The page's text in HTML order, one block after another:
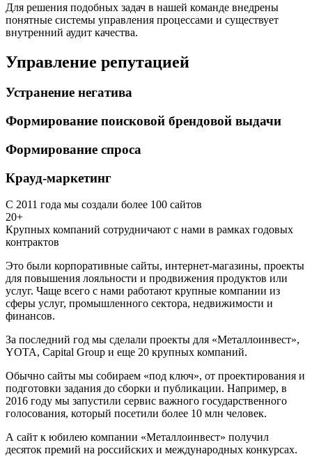
Для решения подобных задач в нашей команде внедрены
понятные системы управления процессами и существует
внутренний аудит качества.
Управление репутацией
Устранение негатива
Формирование поисковой брендовой выдачи
Формирование спроса
Крауд-маркетинг
С 2011 года мы создали более 100 сайтов
20+
Крупных компаний сотрудничают с нами в рамках годовых
контрактов
Это были корпоративные сайты, интернет-магазины, проекты
для повышения лояльности и продвижения продуктов или
услуг. Чаще всего с нами работают крупные компании из
сферы услуг, промышленного сектора, недвижимости и
финансов.
За последний год мы сделали проекты для «Металлоинвест»,
YOTA, Capital Group и еще 20 крупных компаний.
Обычно сайты мы собираем «под ключ», от проектирования и
подготовки задания до сборки и публикации. Например, в
2016 году мы запустили сервис важного государственного
голосования, который посетили более 10 млн человек.
А сайт к юбилею компании «Металлоинвест» получил
десяток премий на российских и международных конкурсах.